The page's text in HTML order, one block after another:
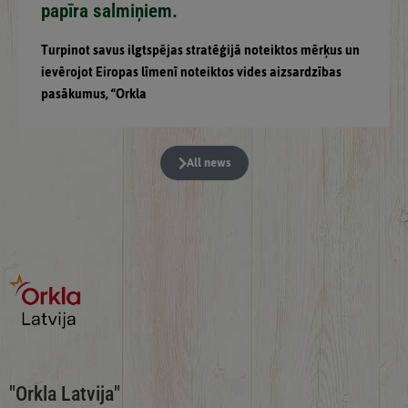
papīra salmiņiem.
Turpinot savus ilgtspējas stratēģijā noteiktos mērķus un
ievērojot Eiropas līmenī noteiktos vides aizsardzības
pasākumus, “Orkla
All news
"Orkla Latvija"